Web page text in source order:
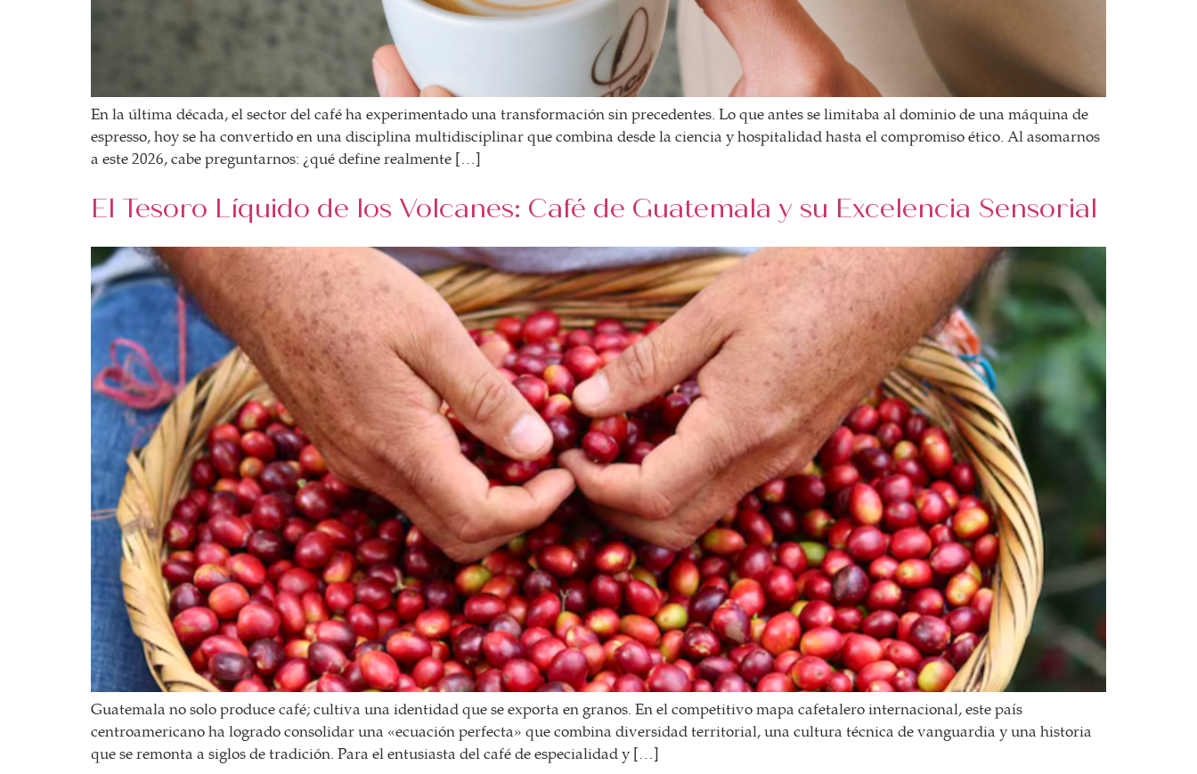
En la última década, el sector del café ha experimentado una transformación sin precedentes. Lo que antes se limitaba al dominio de una máquina de
espresso, hoy se ha convertido en una disciplina multidisciplinar que combina desde la ciencia y hospitalidad hasta el compromiso ético. Al asomarnos
a este 2026, cabe preguntarnos: ¿qué define realmente […]
El Tesoro Líquido de los Volcanes: Café de Guatemala y su Excelencia Sensorial
Guatemala no solo produce café; cultiva una identidad que se exporta en granos. En el competitivo mapa cafetalero internacional, este país
centroamericano ha logrado consolidar una «ecuación perfecta» que combina diversidad territorial, una cultura técnica de vanguardia y una historia
que se remonta a siglos de tradición. Para el entusiasta del café de especialidad y […]